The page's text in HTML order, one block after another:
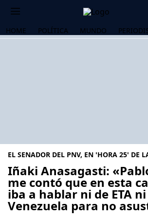
HOME POLÍTICA MUNDO
EL SENADOR DEL PNV, EN 'HORA 25' DE
Iñaki Anasagasti:
me contó que en esta
iba a hablar ni de ETA
Venezuela para no